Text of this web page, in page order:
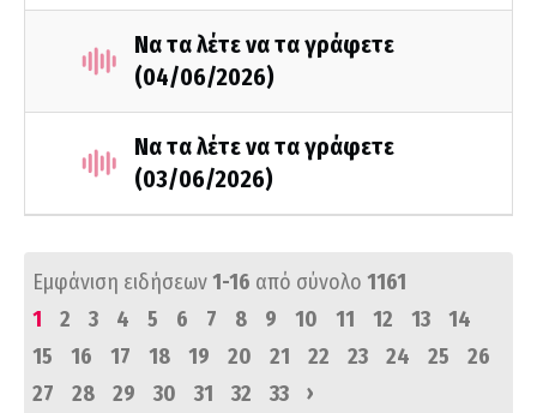
Να τα λέτε να τα γράφετε
(04/06/2026)
Να τα λέτε να τα γράφετε
(03/06/2026)
Εμφάνιση ειδήσεων1-16 από σύνολο 1161
1
2 3 4 5 6 7 8 9 10 11 12 13
14
15
16 17 18 19 20 21 22 23 24 25
26
27
28 29 30 31 32 33 ›